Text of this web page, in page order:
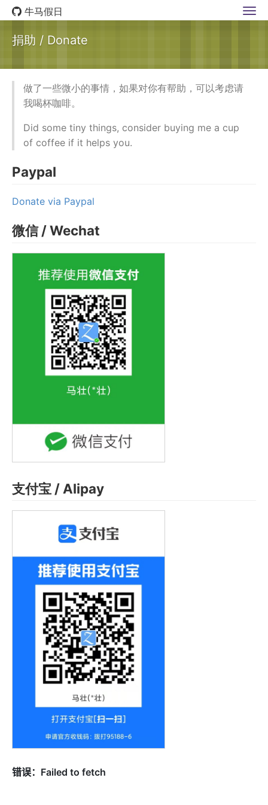
牛马假日
捐助 / Donate
做了一些微小的事情，如果对你有帮助，可以考虑请
我喝杯咖啡。
Did some tiny things, consider buying me a cup
of coffee if it helps you.
Paypal
Donate via Paypal
微信 / Wechat
支付宝 / Alipay